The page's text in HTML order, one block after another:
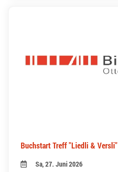
Buchstart Treff "Liedli & Versli"
Sa, 27. Juni 2026